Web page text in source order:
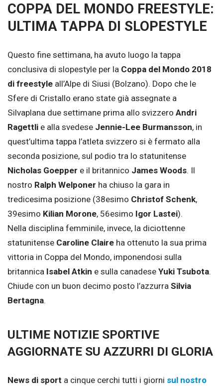
COPPA DEL MONDO FREESTYLE:
ULTIMA TAPPA DI SLOPESTYLE
Questo fine settimana, ha avuto luogo la tappa
conclusiva di slopestyle per la Coppa del Mondo 2018
di freestyle all’Alpe di Siusi (Bolzano). Dopo che le
Sfere di Cristallo erano state già assegnate a
Silvaplana due settimane prima allo svizzero Andri
Ragettli e alla svedese Jennie-Lee Burmansson, in
quest’ultima tappa l’atleta svizzero si è fermato alla
seconda posizione, sul podio tra lo statunitense
Nicholas Goepper e il britannico James Woods. Il
nostro Ralph Welponer ha chiuso la gara in
tredicesima posizione (38esimo Christof Schenk,
39esimo Kilian Morone, 56esimo Igor Lastei).
Nella disciplina femminile, invece, la diciottenne
statunitense Caroline Claire ha ottenuto la sua prima
vittoria in Coppa del Mondo, imponendosi sulla
britannica Isabel Atkin e sulla canadese Yuki Tsubota.
Chiude con un buon decimo posto l’azzurra Silvia
Bertagna.
ULTIME NOTIZIE SPORTIVE
AGGIORNATE SU AZZURRI DI GLORIA
News di sport a cinque cerchi tutti i giorni sul nostro